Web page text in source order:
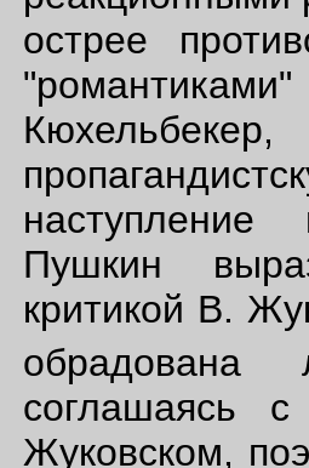
острее
Пушкин
критикой В.
обрадована
соглашаясь
Жуковском,